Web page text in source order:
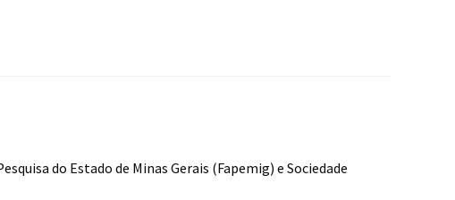
do Estado de Minas Gerais (Fapemig) e Sociedade